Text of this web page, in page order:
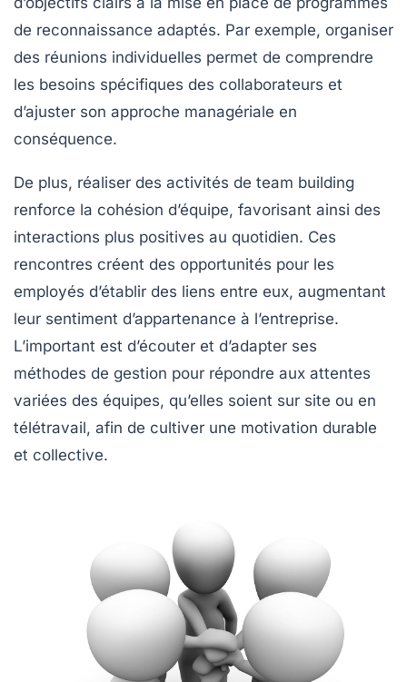
de reconnaissance adaptés. Par exemple, organiser
des réunions individuelles permet de comprendre
les besoins spécifiques des collaborateurs et
d’ajuster son approche managériale en
conséquence.
De plus, réaliser des activités de team building
renforce la cohésion d’équipe, favorisant ainsi des
interactions plus positives au quotidien. Ces
rencontres créent des opportunités pour les
employés d’établir des liens entre eux, augmentant
leur sentiment d’appartenance à l’entreprise.
L’important est d’écouter et d’adapter ses
méthodes de gestion pour répondre aux attentes
variées des équipes, qu’elles soient sur site ou en
télétravail, afin de cultiver une motivation durable
et collective.